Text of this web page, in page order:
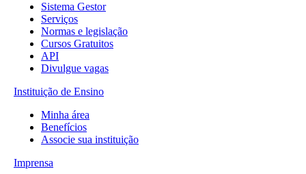
Sistema Gestor
Serviços
Normas e legislação
Cursos Gratuitos
API
Divulgue vagas
Instituição de Ensino
Minha área
Benefícios
Associe sua instituição
Imprensa